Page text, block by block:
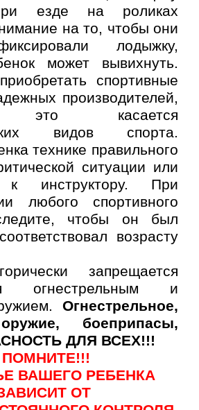
езде на роликах
на то, чтобы они
лодыжку,
может вывихнуть.
спортивные
производителей,
это касается
видов спорта.
технике правильного
ситуации или
к инструктору. При
любого спортивного
чтобы он был
возрасту
запрещается
огнестрельным и
Огнестрельное,
боеприпасы,
ДЛЯ ВСЕХ!!!
ПОМНИТЕ!!!
ВАШЕГО РЕБЕНКА
ОТ